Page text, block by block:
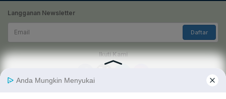
Langganan Newsletter
Daftar
Ikuti Kami